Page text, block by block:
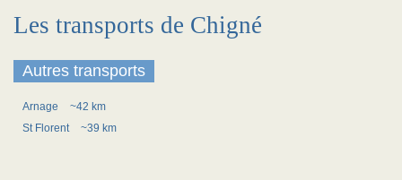
Les transports de Chigné
Autres transports
Arnage
~42 km
St Florent
~39 km